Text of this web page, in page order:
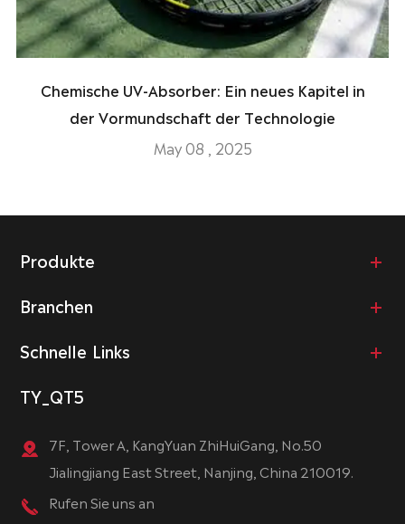
Chemische UV-Absorber: Ein neues Kapitel in
der Vormundschaft der Technologie
May 08 , 2025
Produkte
Branchen
Schnelle Links
TY_QT5
7F, Tower A, KangYuan ZhiHuiGang, No.50
Jialingjiang East Street, Nanjing, China 210019.
Rufen Sie uns an